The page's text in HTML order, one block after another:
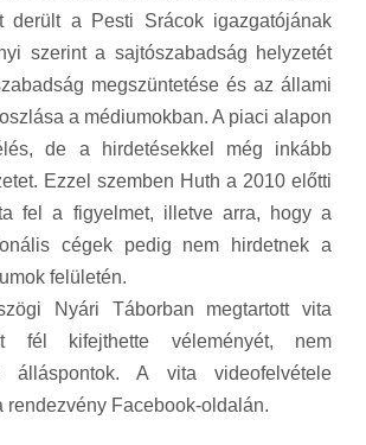
derült a Pesti Srácok igazgatójának
szerint a sajtószabadság helyzetét
megszüntetése és az állami
a médiumokban. A piaci alapon
de a hirdetésekkel még inkább
Ezzel szemben Huth a 2010 előtti
fel a figyelmet, illetve arra, hogy a
cégek pedig nem hirdetnek a
felületén.
Nyári Táborban megtartott vita
fél kifejthette véleményét, nem
álláspontok. A vita videofelvétele
rendezvény Facebook-oldalán.